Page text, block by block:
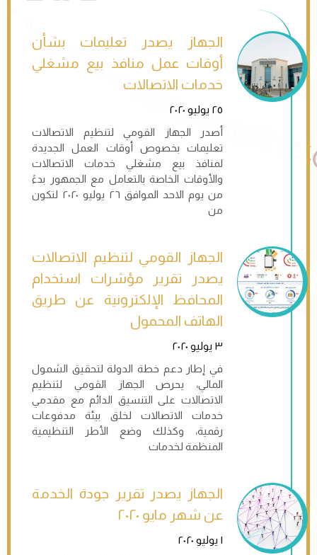
الجهاز يصدر تعليمات بشأن
أوقات عمل منافذ بيع مشغلي
خدمات الاتصالات
٢٥ يوليو ٢٠٢٠
أصدر الجهاز القومي لتنظيم الاتصالات
تعليمات بخصوص أوقات العمل الجديدة
لمنافذ بيع مشغلي خدمات الاتصالات
والأوقات الخاصة بالتعامل مع الجمهور بدءً
من يوم الاحد الموافق ٢٦ يوليو ٢٠٢٠ لتكون
من
الجهاز القومي لتنظيم الاتصالات
يصدر تقرير مؤشرات استخدام
المحافظ الإلكترونية عن طريق
الهاتف المحمول
٣ يوليو ٢٠٢٠
في إطار دعم خطة الدولة لتحقيق الشمول
المالي، يحرص الجهاز القومي لتنظيم
الاتصالات على التنسيق الدائم مع مقدمي
خدمات الاتصالات لخلق بيئة مدفوعات
رقمية، وكذلك وضع الأطر التنظيمية
المنظمة لخدمات
الجهاز يصدر تقرير جودة الخدمة
عن شهر مايو ٢٠٢٠
١ يوليو ٢٠٢٠